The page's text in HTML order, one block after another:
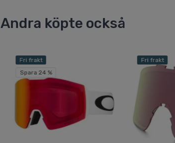
Andra köpte också
Fri frakt
Spara 24 %
Fri frakt